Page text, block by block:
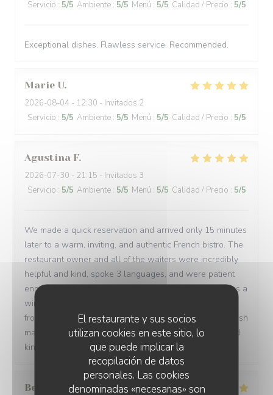
El restaurante y sus socios
utilizan cookies en este sitio, lo
que puede implicar la
recopilación de datos
personales. Las cookies
denominadas «necesarias» son
Servicio : 5/5 Ambiente : 5/5 Menú : 5/5 Calidad / Precio : 5/5
Exceptional dishes. Flawless service. Recommended.
Marie U
2026-08-04 - 12:30 - Invitados 2
Servicio : 5/5 Ambiente : 5/5 Menú : 5/5 Calidad / Precio : 5/5
Agustina F
2026-07-30 - 21:15 - Invitados 3
Servicio : 5/5 Ambiente : 5/5 Menú : 5/5 Calidad / Precio : 5/5
We made a quick reservation and arrived only 15 minutes
later to a warm, inviting, and authentic French bistro. The
restaurant owner and all of the waiters were incredibly
helpful and kind, spoke 3 languages, and were patient
enough to let us order in broken French. Every dish was a
win: magret de canard, bœuf bourguignon, assiette de
fromages, sorbet, and a light a creamy fraisier cake. I wish
many people have a chance to try their soulful food and
kindness. Gracias de parte de los argentinos :)
Berta